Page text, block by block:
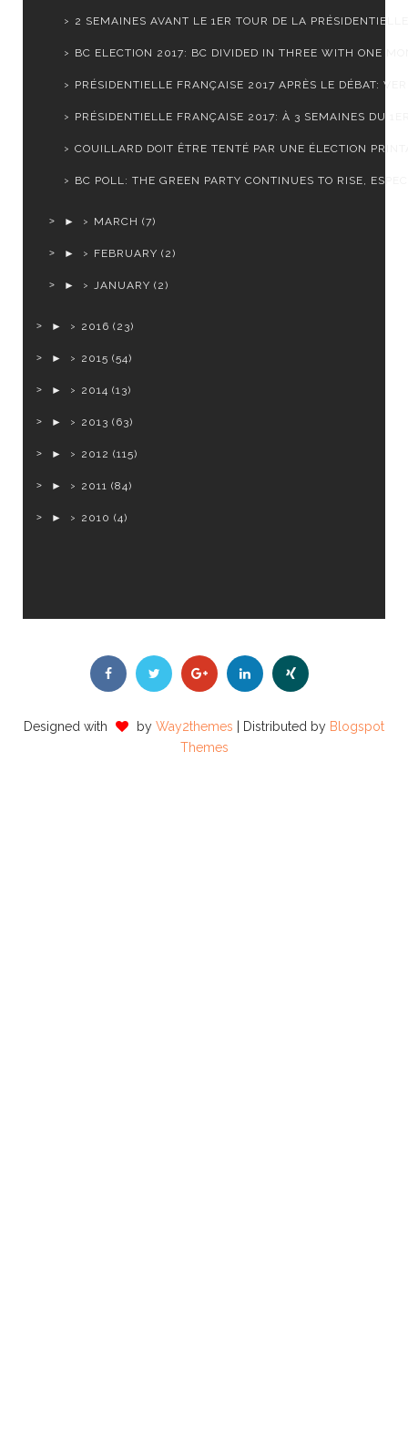
2 SEMAINES AVANT LE 1ER TOUR DE LA
BC ELECTION 2017: BC DIVIDED IN THREE WITH ONE
PRÉSIDENTIELLE FRANÇAISE 2017 APRÈS LE DÉBAT:
PRÉSIDENTIELLE FRANÇAISE 2017: À 3 SEMAINES DU
COUILLARD DOIT ÊTRE TENTÉ PAR UNE ÉLECTION
BC POLL: THE GREEN PARTY CONTINUES TO RISE,
► MARCH (7)
► FEBRUARY (2)
► JANUARY (2)
► 2016 (23)
► 2015 (54)
► 2014 (13)
► 2013 (63)
► 2012 (115)
► 2011 (84)
► 2010 (4)
Designed with by Way2themes | Distributed by Blogspot
Themes